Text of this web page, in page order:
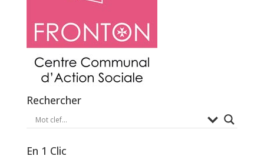
Rechercher
En 1 Clic